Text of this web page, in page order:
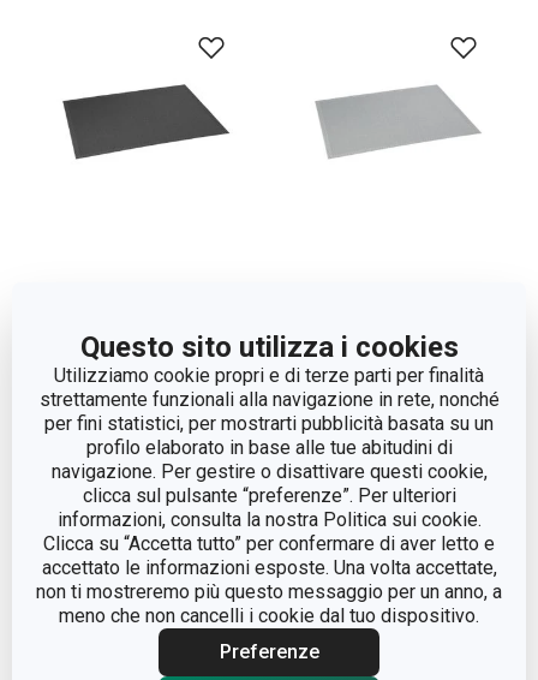
Questo sito utilizza i cookies
Utilizziamo cookie propri e di terze parti per finalità
strettamente funzionali alla navigazione in rete, nonché
per fini statistici, per mostrarti pubblicità basata su un
profilo elaborato in base alle tue abitudini di
navigazione. Per gestire o disattivare questi cookie,
clicca sul pulsante “preferenze”. Per ulteriori
informazioni, consulta la nostra Politica sui cookie.
Clicca su “Accetta tutto” per confermare di aver letto e
accettato le informazioni esposte. Una volta accettate,
non ti mostreremo più questo messaggio per un anno, a
meno che non cancelli i cookie dal tuo dispositivo.
Preferenze
FLAIR STYLE45 x 32,
seppia
Visualizza
FLAIR STYLE 45 x 32 cm,
perla
Visualizza